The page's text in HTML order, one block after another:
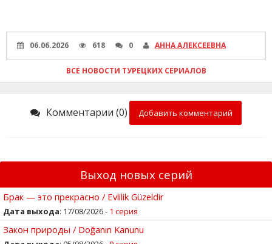
06.06.2026 618 0 АННА АЛЕКСЕЕВНА
ВСЕ НОВОСТИ ТУРЕЦКИХ СЕРИАЛОВ
Комментарии (0) Добавить комментарий
Выход новых серий
Брак — это прекрасно / Evlilik Güzeldir
Дата выхода: 17/08/2026 - 1 серия
Закон природы / Doğanın Kanunu